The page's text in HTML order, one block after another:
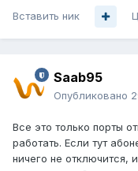
Вставить ник
Saab95
Опубликовано
Все это только порты
работать. Если тут
ничего не отключится,